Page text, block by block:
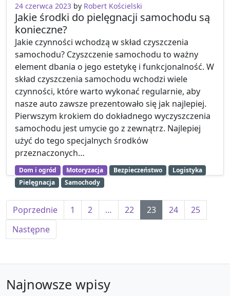
24 czerwca 2023 by Robert Kościelski
Jakie środki do pielęgnacji samochodu są
konieczne?
Jakie czynności wchodzą w skład czyszczenia
samochodu? Czyszczenie samochodu to ważny
element dbania o jego estetykę i funkcjonalność. W
skład czyszczenia samochodu wchodzi wiele
czynności, które warto wykonać regularnie, aby
nasze auto zawsze prezentowało się jak najlepiej.
Pierwszym krokiem do dokładnego wyczyszczenia
samochodu jest umycie go z zewnątrz. Najlepiej
użyć do tego specjalnych środków
przeznaczonych…
Dom i ogród Motoryzacja Bezpieczeństwo
Logistyka
Pielęgnacja
Samochody
Stronicowanie wpisów
Poprzednie 1 2 … 22 23 24
25
Następne
Najnowsze wpisy